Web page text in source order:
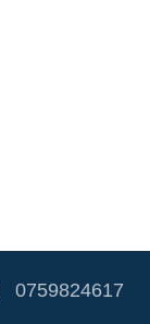
0759824617